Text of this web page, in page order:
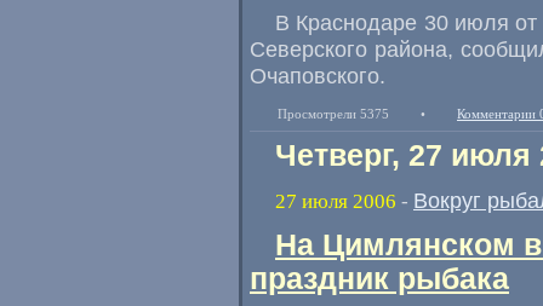
В Краснодаре 30 июля от
Северского района,
Очаповского.
Просмотрели 5375 • Комментарии
Четверг, 27 июля
27 июля 2006 - Вокруг
На Цимлянском
праздник рыбака